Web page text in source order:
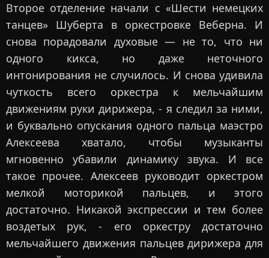
Второе отделение начали с «Шести немецких
танцев» Шуберта в оркестровке Веберна. И
снова порадовали духовые — не то, что ни
одного кикса, но даже неточного
интонирования не случилось. И снова удивила
чуткость всего оркестра к мельчайшим
движениям руки дирижера, - я следил за ними,
и буквально опускания одного пальца маэстро
Алексеева хватало, чтобы музыканты
мгновенно убавили динамику звука. И все
такое прочее. Алексеев руководит оркестром
мелкой моторикой пальцев, и этого
достаточно. Никакой экспрессии и тем более
воздетых рук, - его оркестру достаточно
мельчайшего движения пальцев дирижера для